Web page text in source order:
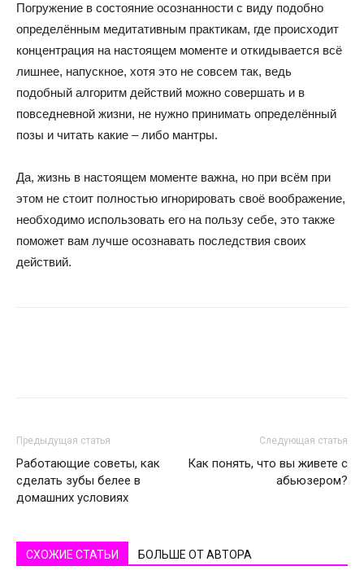
Погружение в состояние осознанности с виду подобно
определённым медитативным практикам, где происходит
концентрация на настоящем моменте и откидывается всё
лишнее, напускное, хотя это не совсем так, ведь
подобный алгоритм действий можно совершать и в
повседневной жизни, не нужно принимать определённый
позы и читать какие – либо мантры.
Да, жизнь в настоящем моменте важна, но при всём при
этом не стоит полностью игнорировать своё воображение,
необходимо использовать его на пользу себе, это также
поможет вам лучше осознавать последствия своих
действий.
Предыдущая статья
Работающие советы, как
сделать зубы белее в
домашних условиях
Следующая статья
Как понять, что вы живете с
абьюзером?
СХОЖИЕ СТАТЬИ БОЛЬШЕ ОТ АВТОРА